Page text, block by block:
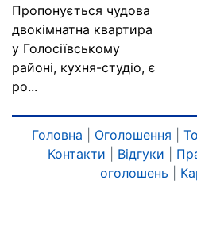
Пропонується чудова
двокімнатна квартира
у Голосіївському
районі, кухня-студіо, є
ро...
Головна Оголошення
Контакти
Відгуки
оголошень